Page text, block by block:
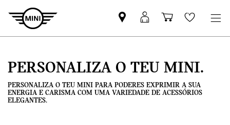
Pesquisar
parceiro
Iniciar
sessão
Carrinho
de
Wishlist
PERSONALIZA O TEU MINI.
PERSONALIZA O TEU MINI PARA PODERES EXPRIMIR A SUA
ENERGIA E CARISMA COM UMA VARIEDADE DE ACESSÓRIOS
ELEGANTES.